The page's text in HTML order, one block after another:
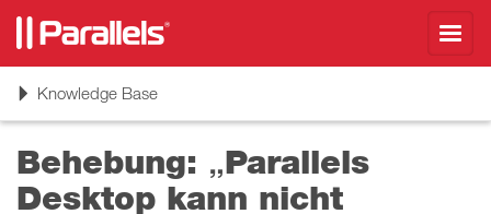
ToggleKnowledge Base
Behebung: „Parallels
Desktop kann nicht